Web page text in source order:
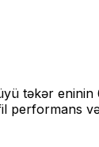
təkər eninin
performans